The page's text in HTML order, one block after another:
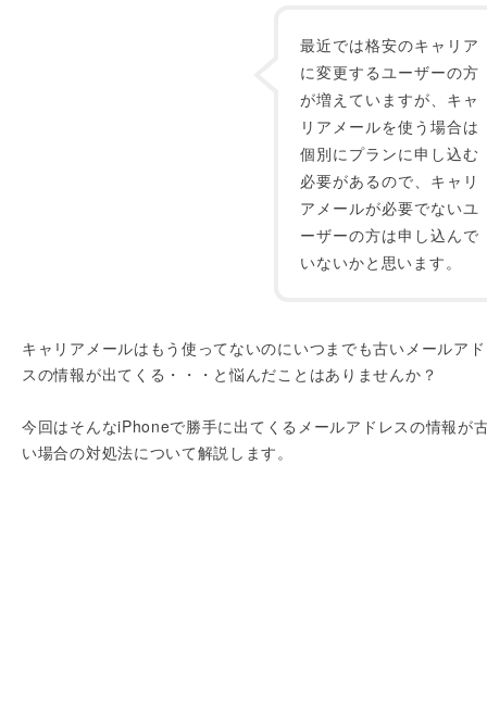
最近では格安のキャリア
に変更するユーザーの方
が増えていますが、キャ
リアメールを使う場合は
個別にプランに申し込む
必要があるので、キャリ
アメールが必要でないユ
ーザーの方は申し込んで
いないかと思います。
キャリアメールはもう使ってないのにいつまでも古いメールア
スの情報が出てくる・・・と悩んだことはありませんか？
今回はそんなiPhoneで勝手に出てくるメールアドレスの情報が
い場合の対処法について解説します。